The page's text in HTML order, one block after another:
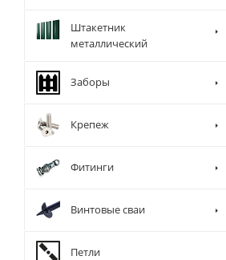
Штакетник
металлический
Заборы
Крепеж
Фитинги
Винтовые сваи
Петли